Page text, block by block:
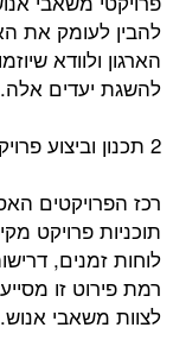
להבין לעומק את
הארגון ולוודא
להשגת יעדים אלה.
2 תכנון וביצוע פרויקטים:
רכז הפרויקטים
תוכניות פרויקט
לוחות זמנים,
רמת פירוט זו
לצוות משאבי אנוש.